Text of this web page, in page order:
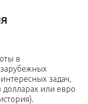
в
задач,
долларах или евро